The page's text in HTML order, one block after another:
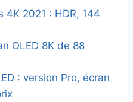
4K 2021 : HDR, 144
OLED 8K de 88
: version Pro, écran